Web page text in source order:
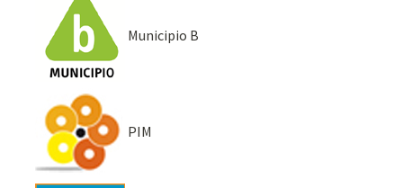
Municipio B
PIM